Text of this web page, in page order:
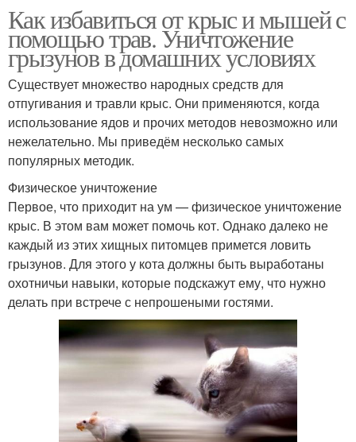
Как избавиться от крыс и мышей с
помощью трав. Уничтожение
грызунов в домашних условиях
Существует множество народных средств для
отпугивания и травли крыс. Они применяются, когда
использование ядов и прочих методов невозможно или
нежелательно. Мы приведём несколько самых
популярных методик.
Физическое уничтожение
Первое, что приходит на ум — физическое уничтожение
крыс. В этом вам может помочь кот. Однако далеко не
каждый из этих хищных питомцев примется ловить
грызунов. Для этого у кота должны быть выработаны
охотничьи навыки, которые подскажут ему, что нужно
делать при встрече с непрошеными гостями.